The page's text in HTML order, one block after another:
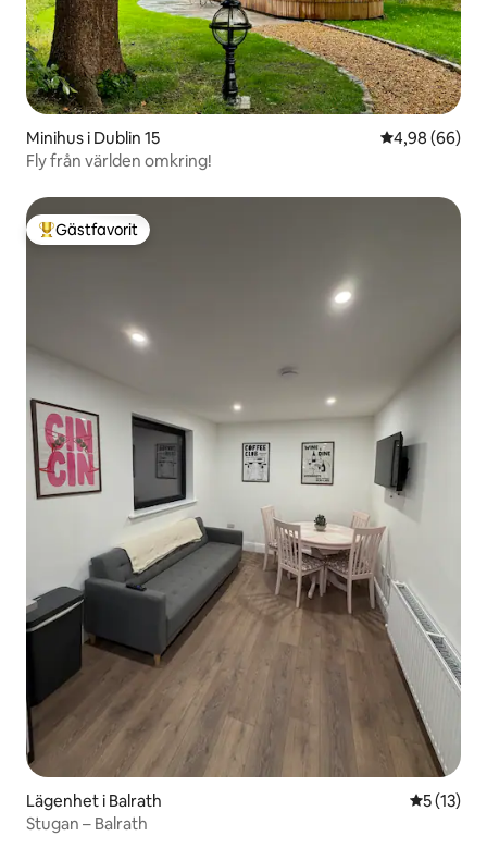
Minihus i Dublin 15 4,98 av 5 i
4,98 (66)
Fly från världen omkring!
Populär gästfavorit
Gästfavorit
Lägenhet i Balrath 5 av 5 i
5 (13)
Stugan – Balrath